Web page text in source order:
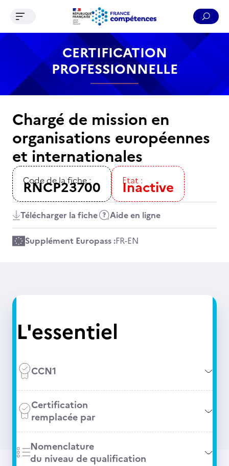
Contenu Recherche Menu Pied de page
Ouvrir le menu de navigation
CERTIFICATION
PROFESSIONNELLE
Chargé de mission en
organisations européennes
et internationales
Code de la fiche :
RNCP23700 Etat :
Inactive
Télécharger la fiche Aide en ligne
Supplément Europass :FR-EN
L'essentiel
CCN1
Certification
remplacée par
Nomenclature
du niveau de qualification